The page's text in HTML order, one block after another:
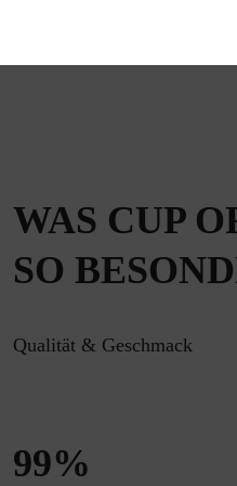
WAS CUP
SO
Qualität & Geschmack
99%